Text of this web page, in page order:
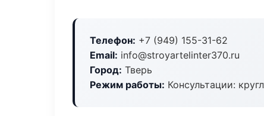
Телефон: +7 (949) 155-31-62
Email: info@stroyartelinter370.ru
Город: Тверь
Режим работы: Консультации: